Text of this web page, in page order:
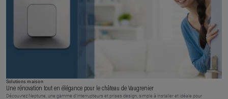
Solutions maison
Une rénovation tout en élégance pour le château de Vaugrenier
Découvrez Neptune, une gamme d’interrupteurs et prises design, simple à installer et idéale pour